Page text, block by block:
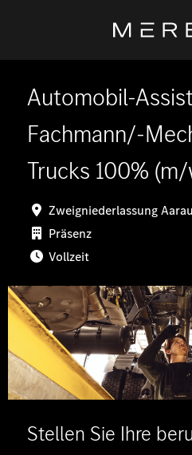
Automobil-
Fachmann/-
Trucks 100%
Zweigniederlassung
Präsenz
Vollzeit
Stellen Sie Ihre